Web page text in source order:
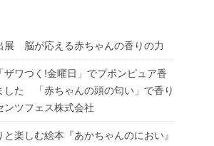
展 脳が応える赤ちゃんの香りの力
ザワつく!金曜日」でプポンピュア香
した 「赤ちゃんの頭の匂い」で香り
ツフェス株式会社
と楽しむ絵本『あかちゃんのにおい』